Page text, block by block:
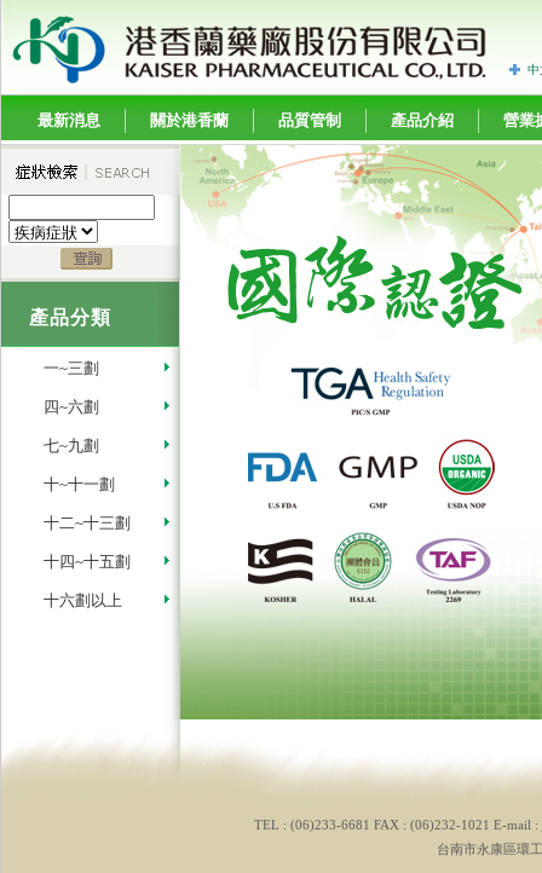
中
最新消息 關於港香蘭 品質管制 產品介紹 營業
產品分類
一~三劃
四~六劃
七~九劃
十~十一劃
十二~十三劃
十四~十五劃
十六劃以上
TEL : (06)233-6681 FAX : (06)232-1021 E-mail :
台南市永康區環